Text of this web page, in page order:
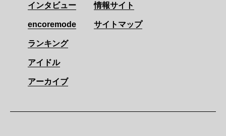
インタビュー
encoremode
ランキング
アイドル
アーカイブ
情報サイト
サイトマップ